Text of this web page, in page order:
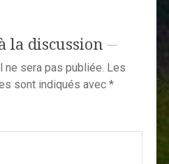
la discussion
sera pas publiée. Les
sont indiqués avec *